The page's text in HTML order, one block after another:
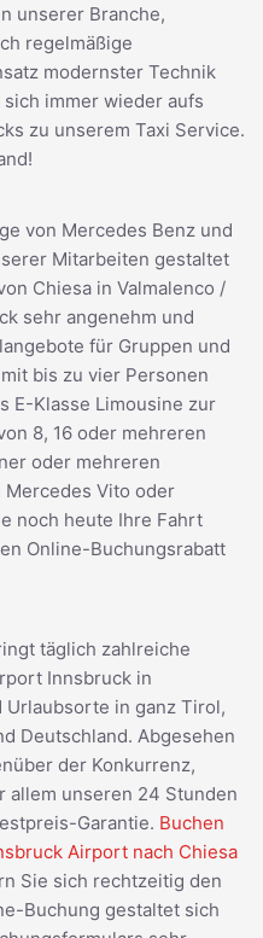
unserer Branche,
regelmäßige
modernster Technik
immer wieder aufs
zu unserem Taxi Service.
von Mercedes Benz und
Mitarbeiten gestaltet
Chiesa in Valmalenco /
sehr angenehm und
für Gruppen und
bis zu vier Personen
E-Klasse Limousine zur
8, 16 oder mehreren
oder mehreren
Mercedes Vito oder
noch heute Ihre Fahrt
Online-Buchungsrabatt
täglich zahlreiche
Innsbruck in
in ganz Tirol,
Deutschland. Abgesehen
der Konkurrenz,
allem unseren 24 Stunden
Garantie. Buchen
Airport nach Chiesa
Sie sich rechtzeitig den
Buchung gestaltet sich